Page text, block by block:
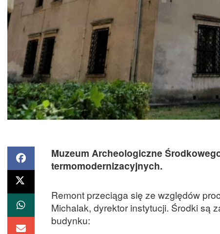
Muzeum Archeologiczne
termomodernizacyjnych.
Remont przeciąga się ze względów
Michalak, dyrektor instytucji. Środki są
budynku: